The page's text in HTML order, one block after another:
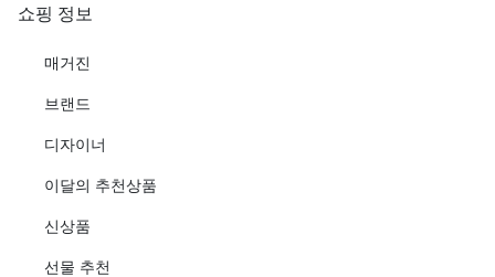
쇼핑 정보
매거진
브랜드
디자이너
이달의 추천상품
신상품
선물 추천